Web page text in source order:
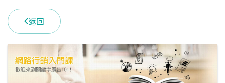
4
學系電話
(03)5715131
學系地址
新竹市東區光復路二段101號
返回